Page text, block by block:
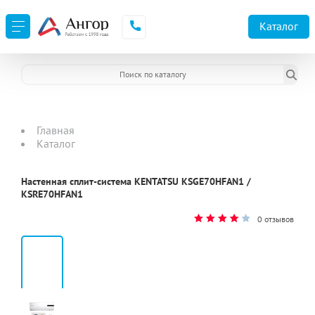
Каталог
Главная
Каталог
Настенная сплит-система KENTATSU KSGE70HFAN1 /
KSRE70HFAN1
0 отзывов